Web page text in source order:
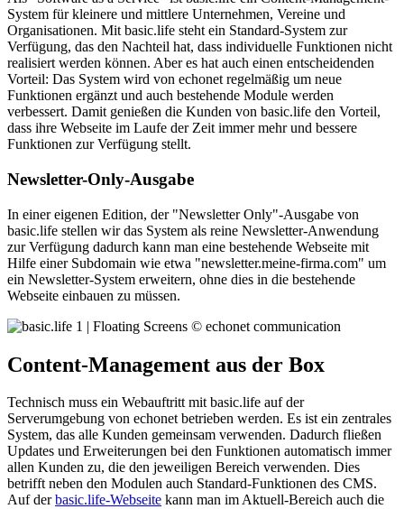
System für kleinere und mittlere Unternehmen, Vereine und
Organisationen. Mit basic.life steht ein Standard-System zur
Verfügung, das den Nachteil hat, dass individuelle Funktionen nicht
realisiert werden können. Aber es hat auch einen entscheidenden
Vorteil: Das System wird von echonet regelmäßig um neue
Funktionen ergänzt und auch bestehende Module werden
verbessert. Damit genießen die Kunden von basic.life den Vorteil,
dass ihre Webseite im Laufe der Zeit immer mehr und bessere
Funktionen zur Verfügung stellt.
Newsletter-Only-Ausgabe
In einer eigenen Edition, der "Newsletter Only"-Ausgabe von
basic.life stellen wir das System als reine Newsletter-Anwendung
zur Verfügung dadurch kann man eine bestehende Webseite mit
Hilfe einer Subdomain wie etwa "newsletter.meine-firma.com" um
ein Newsletter-System erweitern, ohne dies in die bestehende
Webseite einbauen zu müssen.
Content-Management aus der Box
Technisch muss ein Webauftritt mit basic.life auf der
Serverumgebung von echonet betrieben werden. Es ist ein zentrales
System, das alle Kunden gemeinsam verwenden. Dadurch fließen
Updates und Erweiterungen bei den Funktionen automatisch immer
allen Kunden zu, die den jeweiligen Bereich verwenden. Dies
betrifft neben den Modulen auch Standard-Funktionen des CMS.
Auf derbasic.life-Webseite kann man im Aktuell-Bereich auch die